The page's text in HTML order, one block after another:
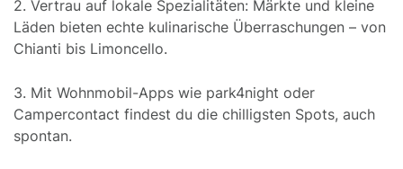
2. Vertrau auf lokale Spezialitäten: Märkte und kleine
Läden bieten echte kulinarische Überraschungen – von
Chianti bis Limoncello.
3. Mit Wohnmobil-Apps wie park4night oder
Campercontact findest du die chilligsten Spots, auch
spontan.